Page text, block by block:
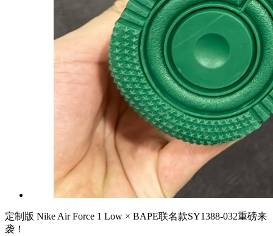
定制版 Nike Air Force 1 Low × BAPE联名款SY1388-032重磅来
袭！